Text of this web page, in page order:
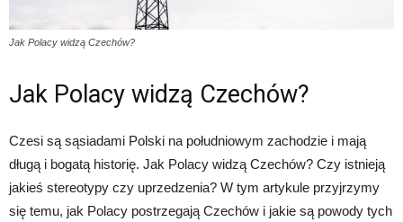
Jak Polacy widzą Czechów?
Jak Polacy widzą Czechów?
Czesi są sąsiadami Polski na południowym zachodzie i mają
długą i bogatą historię. Jak Polacy widzą Czechów? Czy istnieją
jakieś stereotypy czy uprzedzenia? W tym artykule przyjrzymy
się temu, jak Polacy postrzegają Czechów i jakie są powody tych